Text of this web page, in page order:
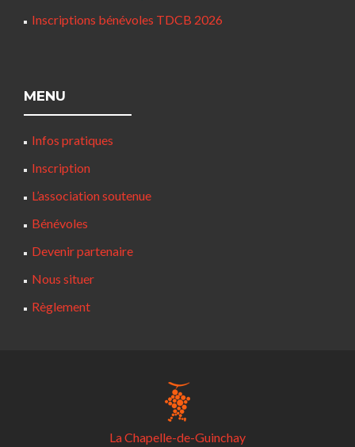
Inscriptions bénévoles TDCB 2026
MENU
Infos pratiques
Inscription
L’association soutenue
Bénévoles
Devenir partenaire
Nous situer
Règlement
La Chapelle-de-Guinchay